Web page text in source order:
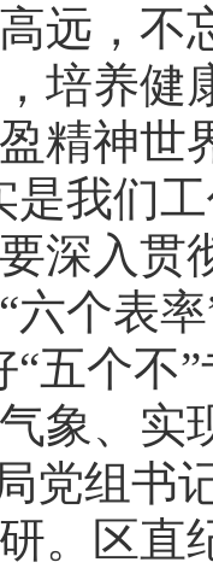
远，不
培养健
精神世
是我们
深入贯
“六个表
“五个不
象、实
党组书
。区直